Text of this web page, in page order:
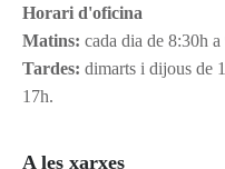
Horari d'oficina
Matins: cada dia de 8:30h a
Tardes: dimarts i dijous de
17h.
A les xarxes